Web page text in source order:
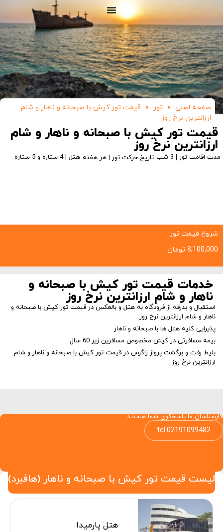
صفحه اصلی » تور » قیمت تور کیش با صبحانه و ناهار و شام
ارزانترین نرخ روز
قیمت تور کیش با صبحانه و ناهار و شام
ارزانترین نرخ روز
مدت اقامت تور | 3 شب تاریخ حرکت تور | هر هفته هتل | 4 ستاره و 5 ستاره
شروع قیمت تور:
8,100,000 تومان
خدمات قیمت تور کیش با صبحانه و
ناهار و شام ارزانترین نرخ روز
استقبال و بدرقه از فرودگاه به هتل و بالعکس در قیمت تور کیش با صبحانه و
ناهار و شام ارزانترین نرخ روز
پذیرایی کلیه هتل ها با صبحانه و ناهار
بیمه مسافرتی در کیش مخصوص مسافرین زیر 60 سال
بلیط رفت و برگشت پرواز زاگرس در قیمت تور کیش با صبحانه و ناهار و شام
ارزانترین نرخ روز
کارشناسان ما پاسخگوی شما هستند
tel:02191099482
لیست قیمت تور کیش با صبحانه و ناهار (هافبرد)
هتل پارمیدا